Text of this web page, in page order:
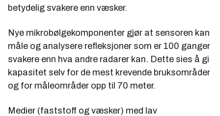
betydelig svakere enn væsker.
Nye mikrobølgekomponenter gjør at sensoren kan
måle og analysere refleksjoner som er 100 ganger
svakere enn hva andre radarer kan. Dette sies å gi
kapasitet selv for de mest krevende bruksområder
og for måleområder opp til 70 meter.
Medier (faststoff og væsker) med lav